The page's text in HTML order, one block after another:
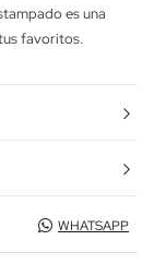
es una
favoritos.
WHATSAPP